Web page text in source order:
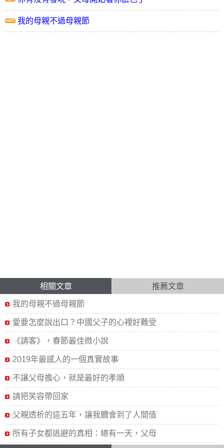
我的母親不過母親節
相關文章 推薦文章
我的母親不過母親節
愛要怎麼說出口？中國父子的心裡好難受
《請客》，春節最佳微小說
2019年最感人的一個真實故事
不讓父母擔心，就是最好的孝順
請把笑容帶回家
父親透析的這五年，讓我體會到了人間值
所有子女都逃避的真相：總有一天，父母